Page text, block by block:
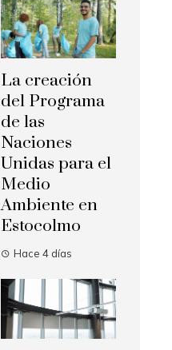
La creación
del Programa
de las
Naciones
Unidas para el
Medio
Ambiente en
Estocolmo
Hace 4 días